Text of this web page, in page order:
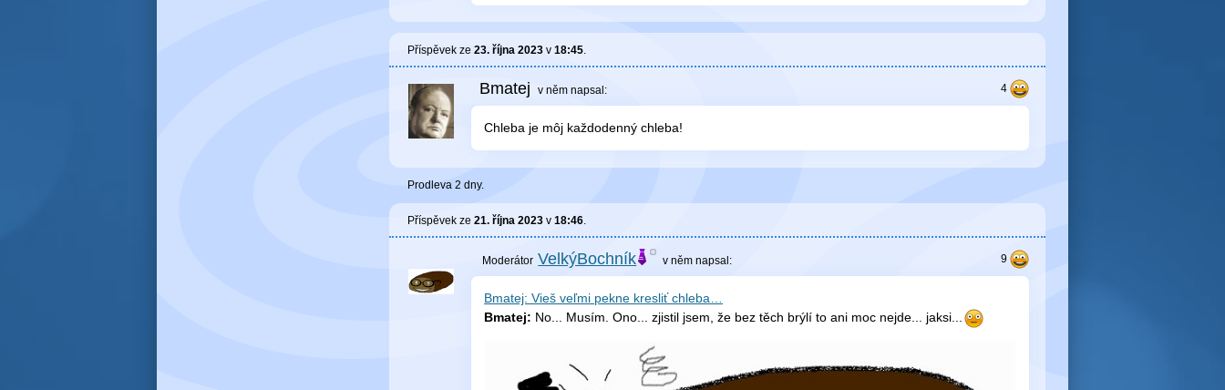
Příspěvek ze 23. října 2023 v 18:45.
Bmatej v něm napsal:
Chleba je môj každodenný chleba!
Prodleva 2 dny.
Příspěvek ze 21. října 2023 v 18:46.
VelkýBochník v němnapsal:
Bmatej: Vieš veľmi pekne kresliť chleba…
Bmatej: No... Musím. Ono... zjistil jsem, že bez těch brýlí to ani moc nejde... jaksi...